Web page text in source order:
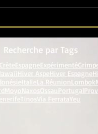
Recherche par Tags
CrèteEspagneExpérimenté
Hiver AspeHiver Espagne
ItalieLa RéunionLombok
MoyoNaxosOssauPortugal
TinosVia FerrataYeu